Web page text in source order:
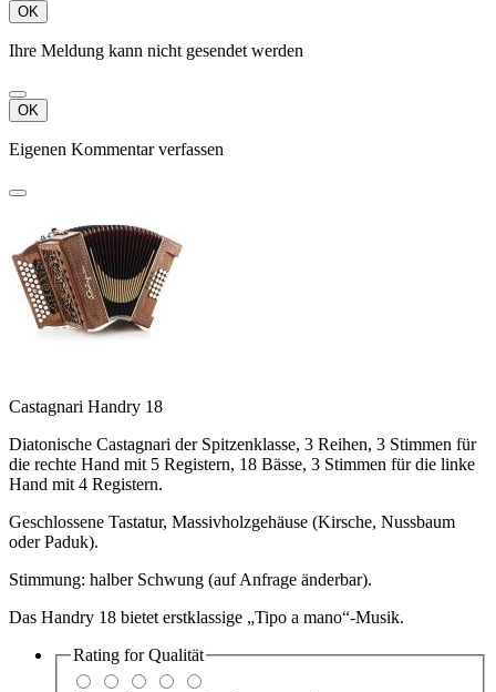
OK
Ihre Meldung kann nicht gesendet werden
OK
Eigenen Kommentar verfassen
Castagnari Handry 18
Diatonische Castagnari der Spitzenklasse, 3 Reihen, 3 Stimmen für
die rechte Hand mit 5 Registern, 18 Bässe, 3 Stimmen für die linke
Hand mit 4 Registern.
Geschlossene Tastatur, Massivholzgehäuse (Kirsche, Nussbaum
oder Paduk).
Stimmung: halber Schwung (auf Anfrage änderbar).
Das Handry 18 bietet erstklassige „Tipo a mano“-Musik.
Rating forQualität